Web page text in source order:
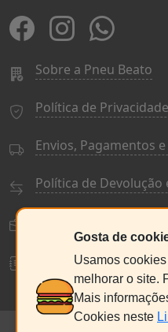
Sobre a Pneu Beato
Política de
Envios, Pagamentos
Política de Devolução
Livro de Reclamações
Gosta de
Usamos
melhorar o site.
Mais
Cookies neste